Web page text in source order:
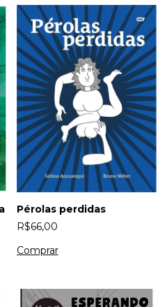
Pérolas perdidas
R$66,00